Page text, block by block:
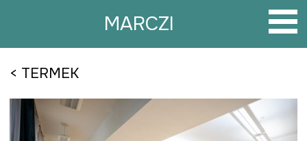
MARCZI
< TERMEK